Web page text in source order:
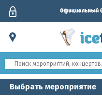
Выбрать мероприятие